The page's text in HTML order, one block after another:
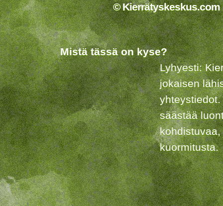
© Kierrätyskeskus.com
Mistä tässä on kyse?
Lyhyesti:
jokaisen
säästää
kuormitusta.